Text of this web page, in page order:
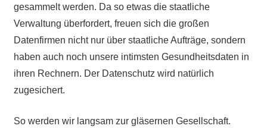
gesammelt werden. Da so etwas die staatliche
Verwaltung überfordert, freuen sich die großen
Datenfirmen nicht nur über staatliche Aufträge, sondern
haben auch noch unsere intimsten Gesundheitsdaten in
ihren Rechnern. Der Datenschutz wird natürlich
zugesichert.
So werden wir langsam zur gläsernen Gesellschaft.